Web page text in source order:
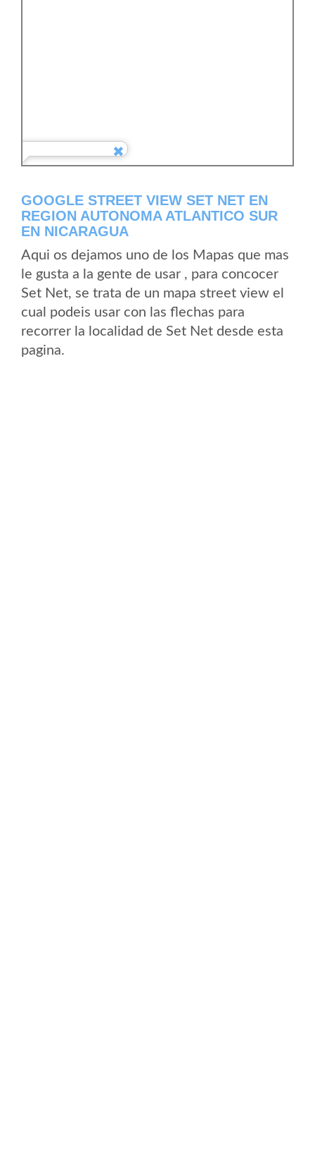
GOOGLE STREET VIEW SET NET EN
REGION AUTONOMA ATLANTICO SUR
EN NICARAGUA
Aqui os dejamos uno de los Mapas que mas
le gusta a la gente de usar , para concocer
Set Net, se trata de un mapa street view el
cual podeis usar con las flechas para
recorrer la localidad de Set Net desde esta
pagina.